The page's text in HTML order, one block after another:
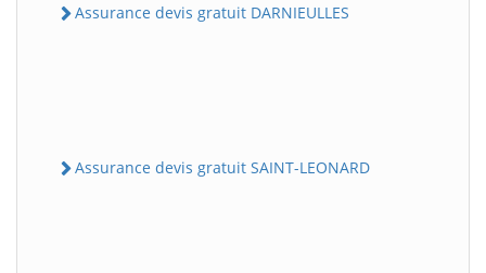
Assurance devis gratuit DARNIEULLES
Assurance devis gratuit SAINT-LEONARD